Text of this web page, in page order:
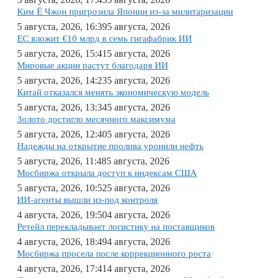
Ким Ё Чжон пригрозила Японии из-за милитаризации
5 августа, 2026, 16:395 августа, 2026
ЕС вложит €10 млрд в семь гигафабрик ИИ
5 августа, 2026, 15:41 5 августа, 2026
Мировые акции растут благодаря ИИ
5 августа, 2026, 14:235 августа, 2026
Китай отказался менять экономическую модель
5 августа, 2026, 13:345 августа, 2026
Золото достигло месячного максимума
5 августа, 2026, 12:405 августа, 2026
Надежды на открытие пролива уронили нефть
5 августа, 2026, 11:485 августа, 2026
Мосбиржа открыла доступ к индексам США
5 августа, 2026, 10:525 августа, 2026
ИИ-агенты вышли из-под контроля
4 августа, 2026, 19:504 августа, 2026
Ретейл перекладывает логистику на поставщиков
4 августа, 2026, 18:494 августа, 2026
Мосбиржа просела после коррекционного роста
4 августа, 2026, 17:414 августа, 2026